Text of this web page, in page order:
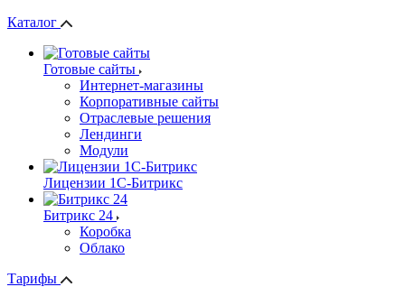
Каталог
Готовые сайты
Интернет-магазины
Корпоративные сайты
Отраслевые решения
Лендинги
Модули
Лицензии 1С-Битрикс
Битрикс 24
Коробка
Облако
Тарифы